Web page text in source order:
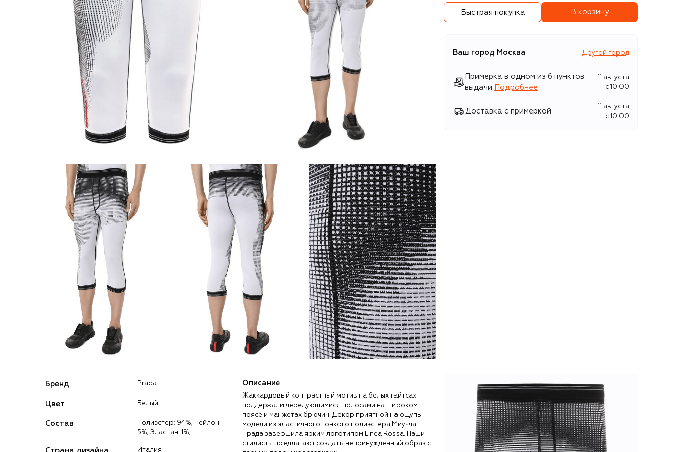
Быстрая покупка В корзину
Ваш город Москва Другой город
Примерка в одном из 6 пунктов
выдачи
Подробнее
11 августа
c 10:00
Доставка с примеркой
11 августа
c 10:00
Бренд Prada
Цвет Белый
Состав
5%; Эластан: 1%;
Италия
Описание
Жаккардовый контрастный мотив на белых тайтсах
поддержали чередующимися полосами на широком
поясе и манжетах брючин. Декор приятной на ощупь
модели из эластичного тонкого полиэстера Миучча
Прада завершила ярким логотипом Linea Rossa. Наши
стилисты предлагают создать непринужденный образ с